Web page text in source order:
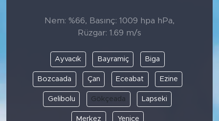
Nem: %66, Basınç: 1009 hpa hPa,
Rüzgar: 1.69 m/s
Ayvacık Bayramiç Biga
Bozcaada Çan Eceabat Ezine
Gelibolu Gökçeada Lapseki
Merkez Yenice